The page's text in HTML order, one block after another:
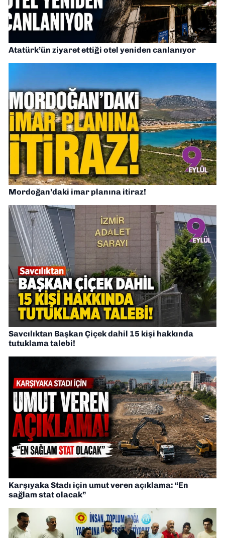
Atatürk’ün ziyaret ettiği otel yeniden canlanıyor
Mordoğan’daki imar planına itiraz!
Savcılıktan Başkan Çiçek dahil 15 kişi hakkında
tutuklama talebi!
Karşıyaka Stadı için umut veren açıklama: “En
sağlam stat olacak”